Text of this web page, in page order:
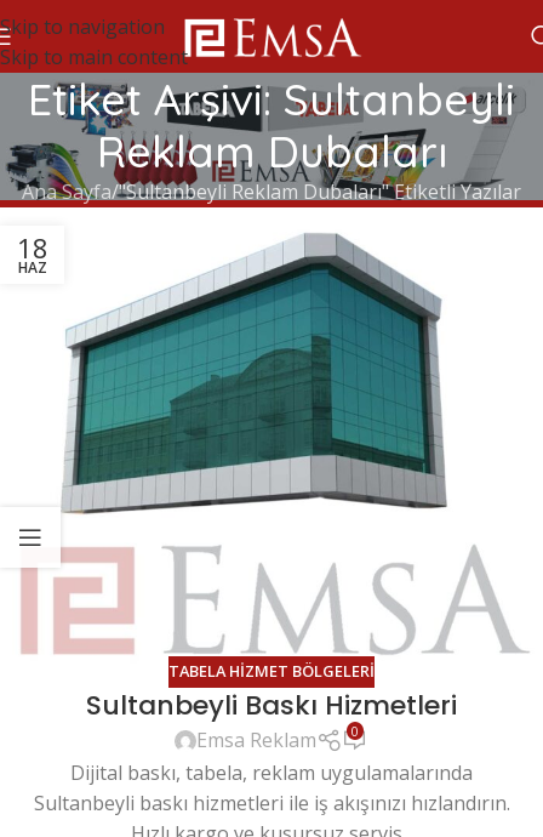
Skip to navigation
Skip to main content
Etiket Arşivi: Sultanbeyli
Reklam Dubaları
Ana Sayfa "Sultanbeyli Reklam Dubaları" Etiketli Yazılar
18
HAZ
TABELA HIZMET BÖLGELERI
Sultanbeyli Baskı Hizmetleri
Emsa Reklam 0
Dijital baskı, tabela, reklam uygulamalarında
Sultanbeyli baskı hizmetleri ile iş akışınızı hızlandırın.